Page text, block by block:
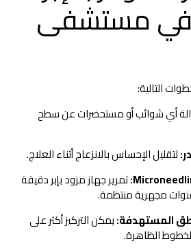
في مستشفى
التالية:
شوائب أو مستحضرات عن سطح
الإحساس بالانزعاج أثناء العلاج.
تمرير جهاز مزود بإبر دقيقة
مجهرية منتظمة.
المستهدفة:يمكن التركيز أكثر على
الظاهرة.